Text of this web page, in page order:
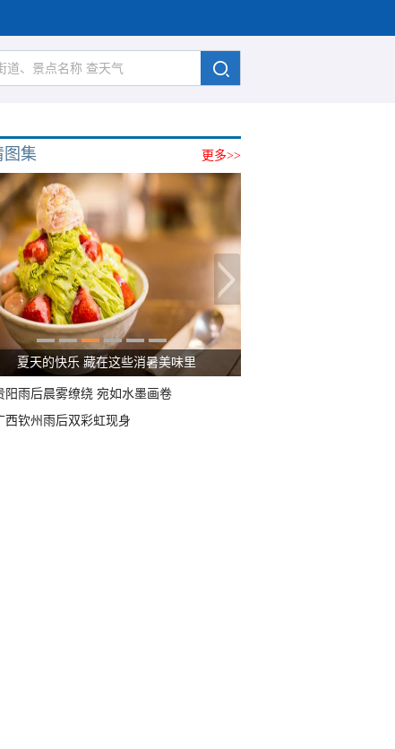
更多>>
图集
夏天的快乐 藏在这些消暑美味里
阳雨后晨雾缭绕 宛如水墨画卷
西钦州雨后双彩虹现身